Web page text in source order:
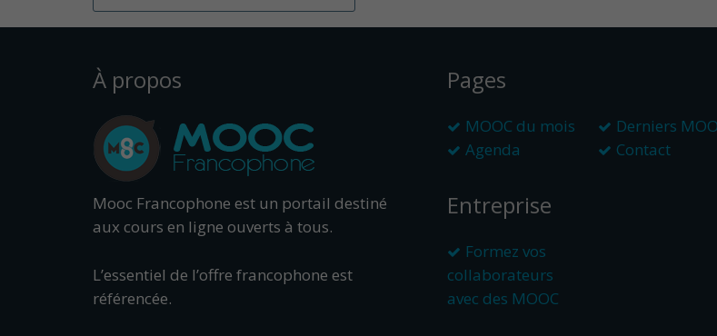
À propos
Mooc Francophone est un portail destiné
aux cours en ligne ouverts à tous.
L’essentiel de l’offre francophone est
référencée.
Pages
MOOC du mois
Derniers
Agenda
Contact
Entreprise
Formez vos
collaborateurs
avec des MOOC